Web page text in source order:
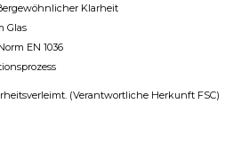
Klarheit
Glas
EN 1036
(Verantwortliche Herkunft FSC)